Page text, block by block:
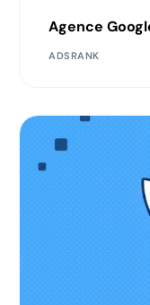
Agence
ADSRANK